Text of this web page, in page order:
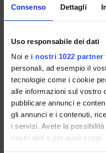
Consenso Dettagli
Uso responsabile dei dati
Noi e i nostri 1022 partner
personali, ad esempio il
tecnologie come i cookie
alle informazioni sul vostro
pubblicare annunci e
gli annunci e i contenuti,
i servizi. Avete la
vostri dati e per quali
VERFÜGBAR IN